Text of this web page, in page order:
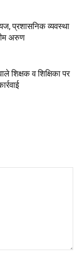
प्रशासनिक व्यवस्था
अरुण
शिक्षक व शिक्षिका पर